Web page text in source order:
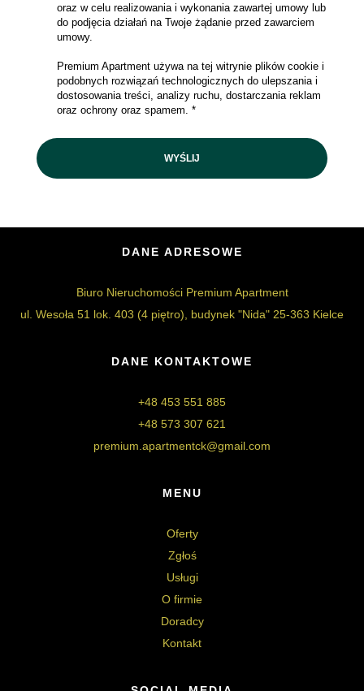
oraz w celu realizowania i wykonania zawartej umowy lub
do podjęcia działań na Twoje żądanie przed zawarciem
umowy.
Premium Apartment używa na tej witrynie plików cookie i
podobnych rozwiązań technologicznych do ulepszania i
dostosowania treści, analizy ruchu, dostarczania reklam
oraz ochrony oraz spamem. *
DANE ADRESOWE
Biuro Nieruchomości Premium Apartment
ul. Wesoła 51 lok. 403 (4 piętro), budynek "Nida" 25-363 Kielce
DANE KONTAKTOWE
+48 453 551 885
+48 573 307 621
premium.apartmentck@gmail.com
MENU
Oferty
Zgłoś
Usługi
O firmie
Doradcy
Kontakt